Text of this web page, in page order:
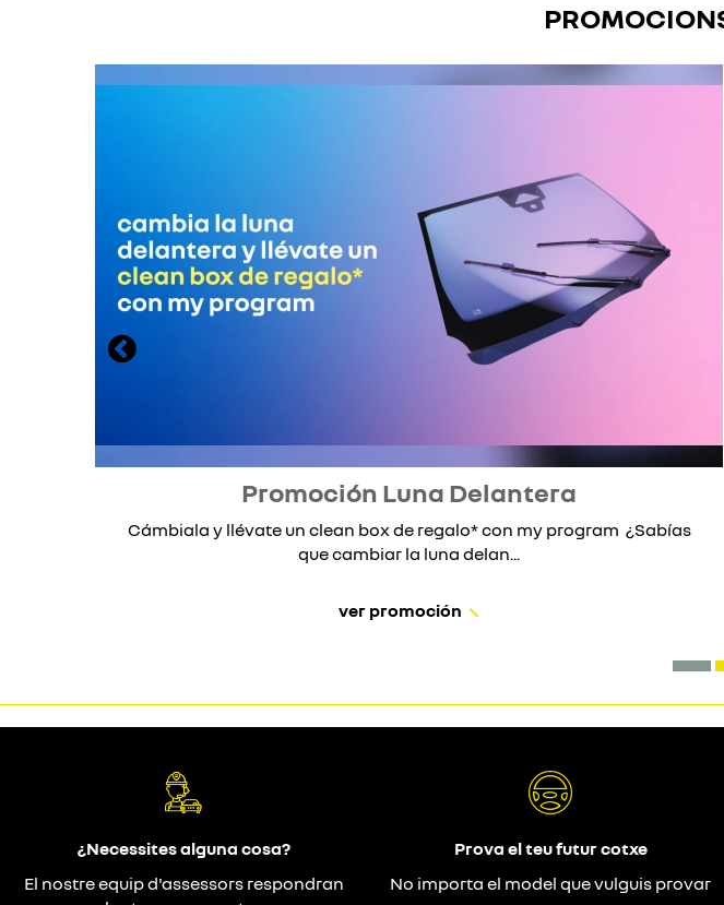
Promoción Luna Delantera
Cámbiala y llévate un clean box de regalo* con my program ¿Sabías
que cambiar la luna delan...
ver promoción
¿Necessites alguna cosa?
El nostre equip d'assessors respondran
Prova el teu futur cotxe
No importa el model que vulguis provar